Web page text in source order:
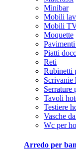
Minibar
Mobili
Mobili
Moquette
Piatti
Reti
Rubinetti
Scrivanie
Serrature
Tavoli
Testiere
Vasche
Wc per
Arredo per